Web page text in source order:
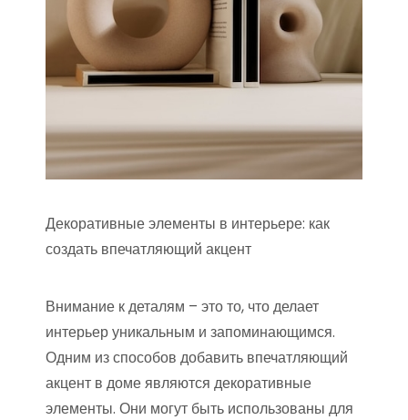
Декоративные элементы в интерьере: как
создать впечатляющий акцент
Внимание к деталям – это то, что делает
интерьер уникальным и запоминающимся.
Одним из способов добавить впечатляющий
акцент в доме являются декоративные
элементы. Они могут быть использованы для